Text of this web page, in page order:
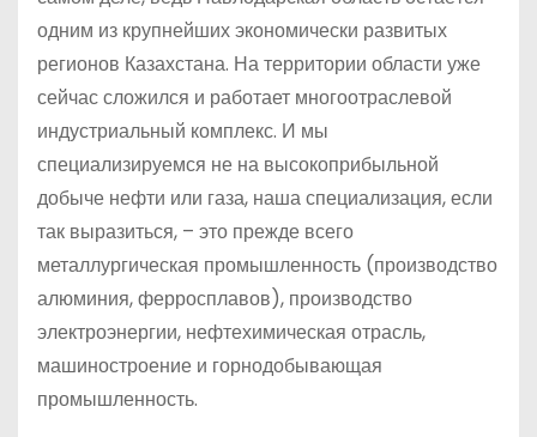
одним из крупнейших экономически развитых
регионов Казахстана. На территории области уже
сейчас сложился и работает многоотраслевой
индустриальный комплекс. И мы
специализируемся не на высокоприбыльной
добыче нефти или газа, наша специализация, если
так выразиться, – это прежде всего
металлургическая промышленность (производство
алюминия, ферросплавов), производство
электроэнергии, нефтехимическая отрасль,
машиностроение и горнодобывающая
промышленность.